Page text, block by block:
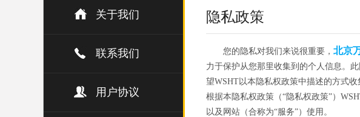
关于我们
联系我们
用户协议
隐私政策
您的隐私对我们来说很重要， 北京
力于保护从您那里收集到的个人信息。
望WSHT以本隐私权政策中描述的方式
根据本隐私权政策（“隐私权政策”）
以及网站（合称为“服务”）使用。